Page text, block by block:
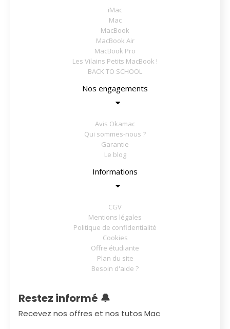
iMac
Mac
MacBook
MacBook Air
MacBook Pro
Les Vilains Petits MacBook !
BACK TO SCHOOL
Nos engagements
Avis Okamac
Qui sommes-nous ?
Garantie
Le blog
Informations
CGV
Mentions légales
Politique de confidentialité
Cookies
Offre étudiante
Plan du site
Besoin d'aide ?
Restez informé 🔔
Recevez nos offres et nos tutos Mac